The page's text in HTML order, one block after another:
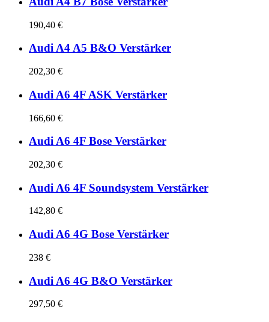
190,40 €
Audi A4 A5 B&O Verstärker
202,30 €
Audi A6 4F ASK Verstärker
166,60 €
Audi A6 4F Bose Verstärker
202,30 €
Audi A6 4F Soundsystem Verstärker
142,80 €
Audi A6 4G Bose Verstärker
238 €
Audi A6 4G B&O Verstärker
297,50 €